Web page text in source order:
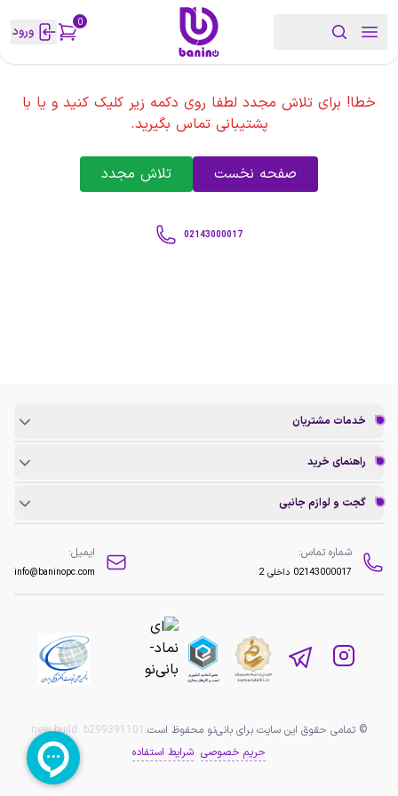
0 ورود
خطا! برای تلاش مجدد لطفا روی دکمه زیر کلیک کنید و یا با
پشتیبانی تماس بگیرید.
صفحه نخست تلاش مجدد
02143000017
خدمات مشتریان
راهنمای خرید
گجت و لوازم جانبی
شماره تماس:
02143000017 داخلی 2
ایمیل:
info@baninopc.com
© تمامی حقوق این سایت برای بانی‌نو محفوظ است. new build: b299391101
حریم خصوصی شرایط استفاده